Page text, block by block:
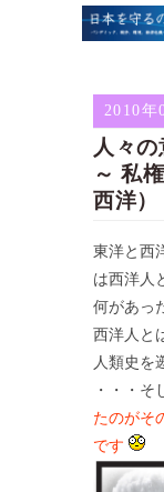
2010年
人々
～ 私
西洋）
東洋と西
は西洋人
何があっ
西洋人と
人類史を
・・・そ
たのがそ
です